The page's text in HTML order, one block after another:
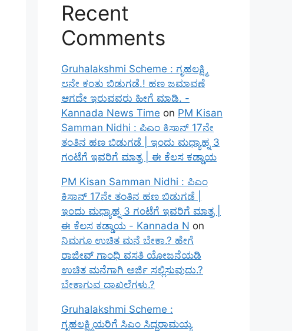
Recent
Comments
Gruhalakshmi Scheme : ಗೃಹಲಕ್ಷ್ಮಿ
೮ನೇ ಕಂತು ಬಿಡುಗಡೆ.! ಹಣ ಜಮಾವಣೆ
ಆಗದೇ ಇರುವವರು ಹೀಗೆ ಮಾಡಿ. -
Kannada News Time on PM Kisan
Samman Nidhi : ಪಿಎಂ ಕಿಸಾನ್ 17ನೇ
ತಂತಿನ ಹಣ ಬಿಡುಗಡೆ | ಇಂದು ಮಧ್ಯಾಹ್ನ 3
ಗಂಟೆಗೆ ಇವರಿಗೆ ಮಾತ್ರ | ಈ ಕೆಲಸ ಕಡ್ಡಾಯ
PM Kisan Samman Nidhi : ಪಿಎಂ
ಕಿಸಾನ್ 17ನೇ ತಂತಿನ ಹಣ ಬಿಡುಗಡೆ |
ಇಂದು ಮಧ್ಯಾಹ್ನ 3 ಗಂಟೆಗೆ ಇವರಿಗೆ ಮಾತ್ರ |
ಈ ಕೆಲಸ ಕಡ್ಡಾಯ - Kannada N on
ನಿಮಗೂ ಉಚಿತ ಮನೆ ಬೇಕಾ.? ಹೇಗೆ
ರಾಜೀವ್ ಗಾಂಧಿ ವಸತಿ ಯೋಜನೆಯಡಿ
ಉಚಿತ ಮನೆಗಾಗಿ ಅರ್ಜಿ ಸಲ್ಲಿಸುವುದು.?
ಬೇಕಾಗುವ ದಾಖಲೆಗಳು.?
Gruhalakshmi Scheme :
ಗೃಹಲಕ್ಷ್ಮಿಯರಿಗೆ ಸಿಎಂ ಸಿದ್ದರಾಮಯ್ಯ